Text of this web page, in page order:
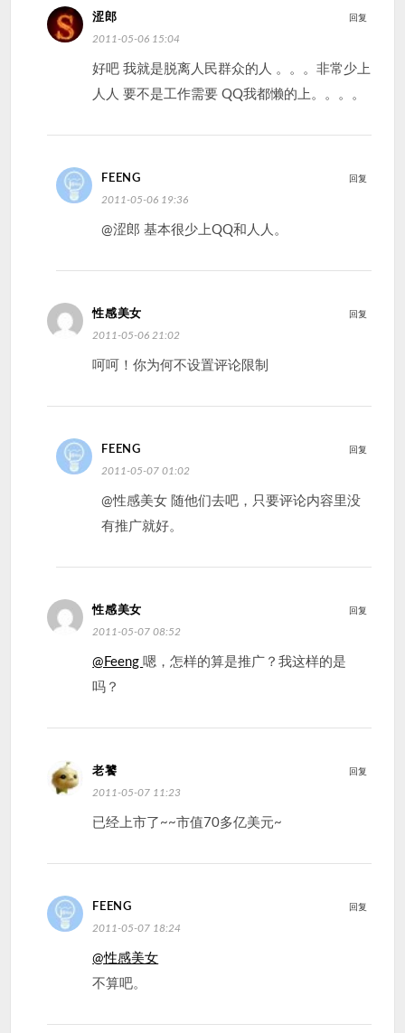
涩郎
2011-05-06 15:04
好吧 我就是脱离人民群众的人 。。。非常少上
人人 要不是工作需要 QQ我都懒的上。。。。
回复
FEENG
2011-05-06 19:36
@涩郎 基本很少上QQ和人人。
回复
性感美女
2011-05-06 21:02
呵呵！你为何不设置评论限制
回复
FEENG
2011-05-07 01:02
@性感美女 随他们去吧，只要评论内容里没
有推广就好。
回复
性感美女
2011-05-07 08:52
@Feeng嗯，怎样的算是推广？我这样的是
吗？
回复
老饕
2011-05-07 11:23
已经上市了~~市值70多亿美元~
回复
FEENG
2011-05-07 18:24
@性感美女
不算吧。
回复